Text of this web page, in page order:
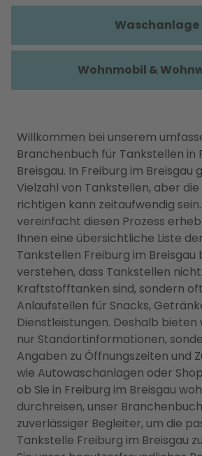
Willkommen bei unserem
Branchenbuch für Tankstellen in
Breisgau. In Freiburg im Breisgau
Vielzahl von Tankstellen, aber
richtigen kann zeitaufwendig
vereinfacht diesen Prozess
Ihnen eine übersichtliche Liste
Tankstellen Freiburg im Breisgau
verstehen, dass Tankstellen
Kraftstofftanken sind, sondern
Anlaufstellen für Snacks,
Dienstleistungen. Deshalb bieten
nur Standortinformationen,
Angaben zu Öffnungszeiten und
wie Autowaschanlagen oder
ob Sie in Freiburg im Breisgau
durchreisen, unser
zuverlässiger Begleiter, um die
Tankstelle Freiburg im Breisgau
Waschanlage
Wohnmobil &